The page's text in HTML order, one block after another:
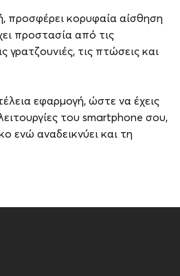
προσφέρει κορυφαία αίσθηση
προστασία από τις
γρατζουνιές, τις πτώσεις και
εφαρμογή, ώστε να έχεις
του smartphone σου,
ενώ αναδεικνύει και τη
Xiaomi Redmi Note 11